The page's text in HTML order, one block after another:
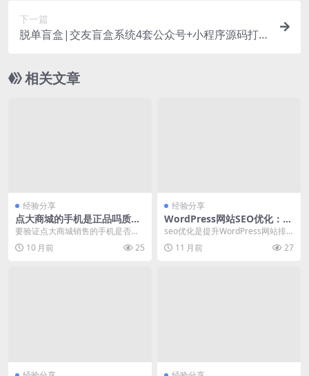
下一篇
脱单盲盒|交友盲盒系统4套公众号+小程序源码打
相关文章
经验分享
点大商城的手机是正品吗质量
怎么样
要验证点大商城销售的手机是否为
正品以及其质量如何，可以从以下
几个方面进行核查： ...
10 月前 25
经验分享
WordPress网站SEO优化：如
何提升网站排名与流量
seo优化是提升WordPress网站排
名和流量的关键手段。本文将基于
百度热搜、...
11 月前 27